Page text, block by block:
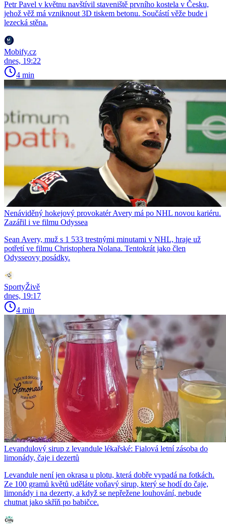
Petr Pavel v květnu navštívil staveniště prvního kostela v Česku,
jehož věž má vzniknout 3D tiskem betonu. Součástí věže bude i
lezecká stěna.
Mobify.cz
dnes, 19:22
4 min
Nenáviděný hokejový provokatér Avery má po NHL novou kariéru.
Zazářil i ve filmu Odyssea
Sean Avery, muž s 1 533 trestnými minutami v NHL, hraje už
potřetí ve filmu Christophera Nolana. Tentokrát jako člen
Odysseovy posádky.
SportyŽivě
dnes, 19:17
4 min
Levandulový sirup z levandule lékařské: Fialová letní zásoba do
limonády, čaje i dezertů
Levandule není jen okrasa u plotu, která dobře vypadá na fotkách.
Ze 100 gramů květů uděláte voňavý sirup, který se hodí do čaje,
limonády i na dezerty, a když se nepřežene louhování, nebude
chutnat jako skříň po babičce.